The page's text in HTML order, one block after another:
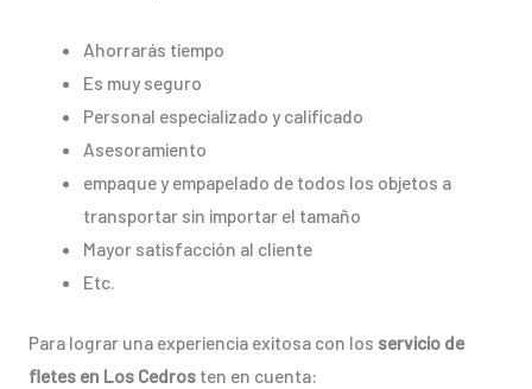
Ahorrarás tiempo
Es muy seguro
Personal especializado y calificado
Asesoramiento
empaque y empapelado de todos los objetos a
transportar sin importar el tamaño
Mayor satisfacción al cliente
Etc.
Para lograr una experiencia exitosa con los servicio de
fletes en Los Cedrosten en cuenta: